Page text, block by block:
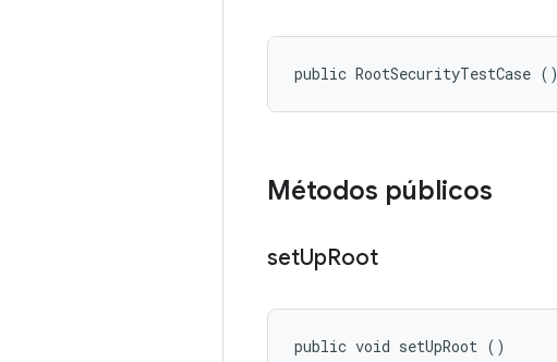
public RootSecurityTestCase ()
Métodos públicos
setUpRoot
public void setUpRoot ()